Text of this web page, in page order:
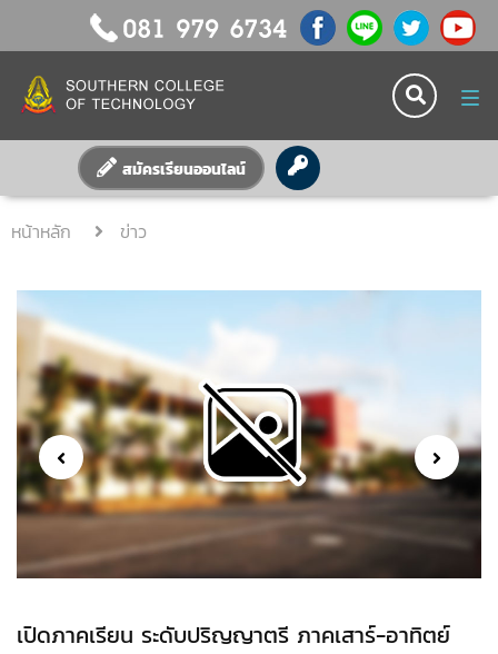
สมัครเรียนออนไลน์
หน้าหลัก ข่าว
เปิดภาคเรียน ระดับปริญญาตรี ภาคเสาร์-อาทิตย์